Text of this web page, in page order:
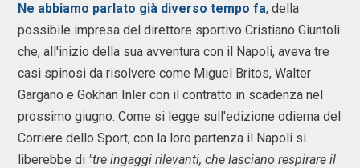
Ne abbiamo parlato già diverso tempo fa, della
possibile impresa del direttore sportivo Cristiano Giuntoli
che, all'inizio della sua avventura con il Napoli, aveva tre
casi spinosi da risolvere come Miguel Britos, Walter
Gargano e Gokhan Inler con il contratto in scadenza nel
prossimo giugno. Come si legge sull'edizione odierna del
Corriere dello Sport, con la loro partenza il Napoli si
liberebbe di "tre ingaggi rilevanti, che lasciano respirare il